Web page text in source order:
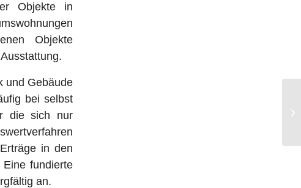
Objekte in
Objekte
und Gebäude
bei selbst
die sich nur
in den
fundierte
an.
in